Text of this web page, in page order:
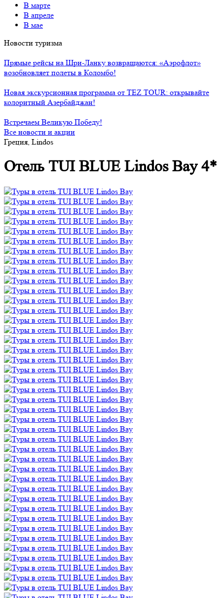
В марте
В апреле
В мае
Новости туризма
Прямые рейсы на Шри-Ланку возвращаются: «Аэрофлот»
возобновляет полеты в Коломбо!
Новая экскурсионная программа от TEZ TOUR: открывайте
колоритный Азербайджан!
Встречаем Великую Победу!
Все новости и акции
Греция, Lindos
Отель TUI BLUE Lindos Bay 4*